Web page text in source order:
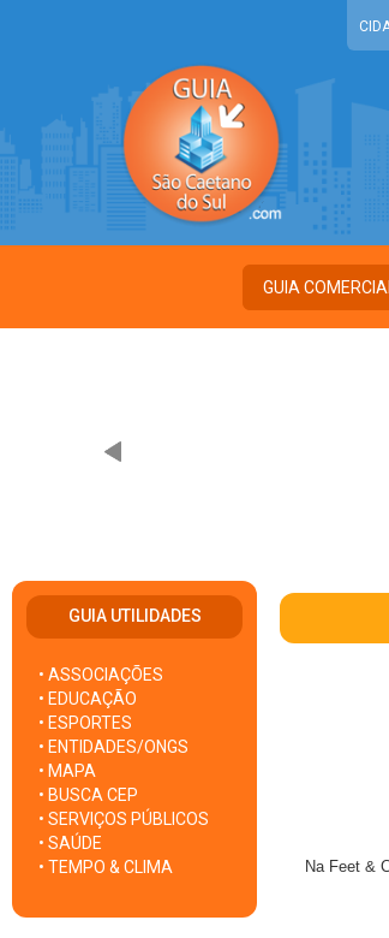
GUIA UTILIDADES
• ASSOCIAÇÕES
• EDUCAÇÃO
• ESPORTES
• ENTIDADES/ONGS
• MAPA
• BUSCA CEP
• SERVIÇOS PÚBLICOS
• SAÚDE
• TEMPO & CLIMA
Na Feet &